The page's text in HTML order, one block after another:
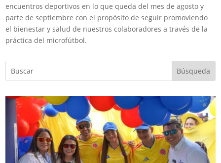
encuentros deportivos en lo que queda del mes de agosto y
parte de septiembre con el propósito de seguir promoviendo
el bienestar y salud de nuestros colaboradores a través de la
práctica del microfútbol.